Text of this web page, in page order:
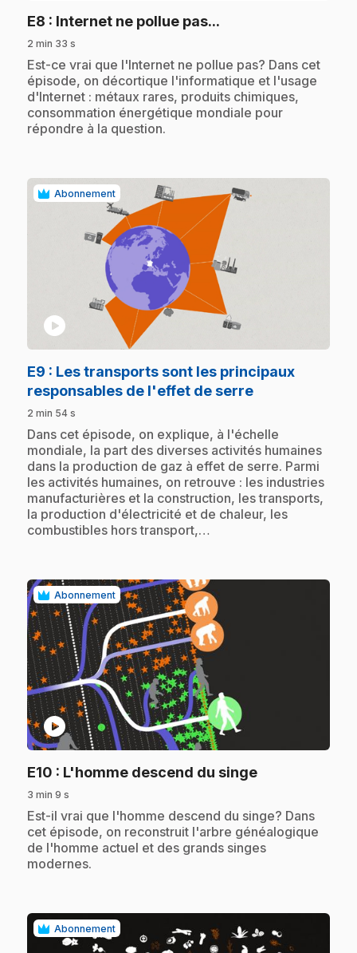
E8 : Internet ne pollue pas...
2 min 33 s
.Est-ce vrai que l'Internet ne pollue pas? Dans cet
épisode, on décortique l'informatique et l'usage
d'Internet : métaux rares, produits chimiques,
consommation énergétique mondiale pour
répondre à la question.
Abonnement
play_circle
E9 : Les transports sont les principaux
responsables de l'effet de serre.
2 min 54 s
.Dans cet épisode, on explique, à l'échelle
mondiale, la part des diverses activités humaines
dans la production de gaz à effet de serre. Parmi
les activités humaines, on retrouve : les industries
manufacturières et la construction, les transports,
la production d'électricité et de chaleur, les
combustibles hors transport,…
Abonnement
play_circle
E10 : L'homme descend du singe.
3 min 9 s
.Est-il vrai que l'homme descend du singe? Dans
cet épisode, on reconstruit l'arbre généalogique
de l'homme actuel et des grands singes
modernes.
Abonnement